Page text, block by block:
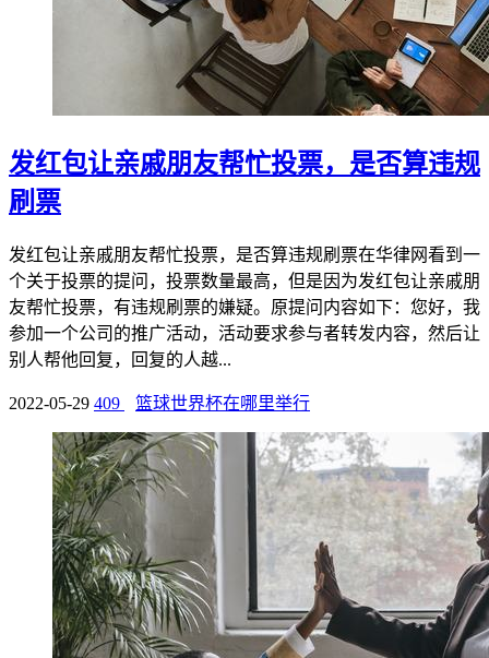
发红包让亲戚朋友帮忙投票，是否算违规
刷票
发红包让亲戚朋友帮忙投票，是否算违规刷票在华律网看到一
个关于投票的提问，投票数量最高，但是因为发红包让亲戚朋
友帮忙投票，有违规刷票的嫌疑。原提问内容如下：您好，我
参加一个公司的推广活动，活动要求参与者转发内容，然后让
别人帮他回复，回复的人越...
2022-05-29 409 篮球世界杯在哪里举行